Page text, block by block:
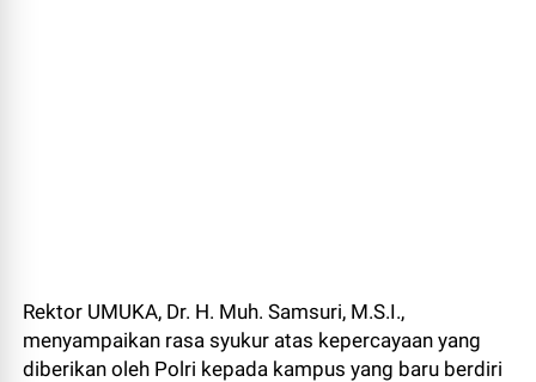
Rektor UMUKA, Dr. H. Muh. Samsuri, M.S.I.,
menyampaikan rasa syukur atas kepercayaan yang
diberikan oleh Polri kepada kampus yang baru berdiri